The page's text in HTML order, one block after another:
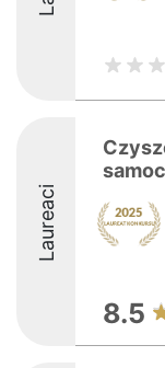
Laureaci
8.5